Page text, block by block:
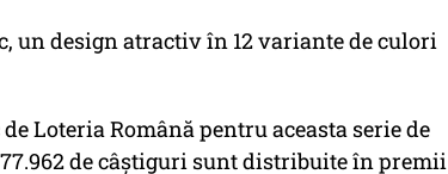
un design atractiv în 12 variante de culori
Loteria Română pentru aceasta serie de
de câştiguri sunt distribuite în premii